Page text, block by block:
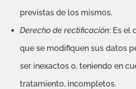
previstas de los mismos.
Derecho de rectificación: Es el
que se modifiquen sus datos
ser inexactos o, teniendo en
tratamiento, incompletos.